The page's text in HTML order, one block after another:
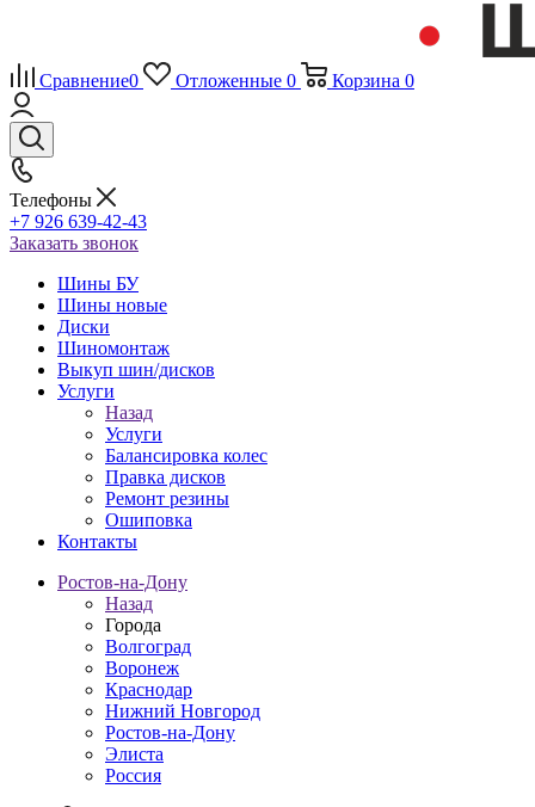
Сравнение0 Отложенные 0 Корзина 0
Телефоны
+7 926 639-42-43
Заказать звонок
Шины БУ
Шины новые
Диски
Шиномонтаж
Выкуп шин/дисков
Услуги
Назад
Услуги
Балансировка колес
Правка дисков
Ремонт резины
Ошиповка
Контакты
Ростов-на-Дону
Назад
Города
Волгоград
Воронеж
Краснодар
Нижний Новгород
Ростов-на-Дону
Элиста
Россия